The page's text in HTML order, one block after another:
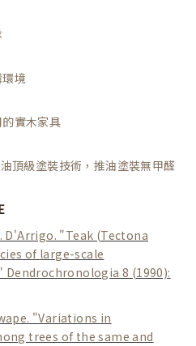
境
實木家具
頂級塗裝技術，推油塗裝無甲醛
D'Arrigo. "Teak (Tectona
of large-scale
8 (1990):
"Variations in
trees of the same and